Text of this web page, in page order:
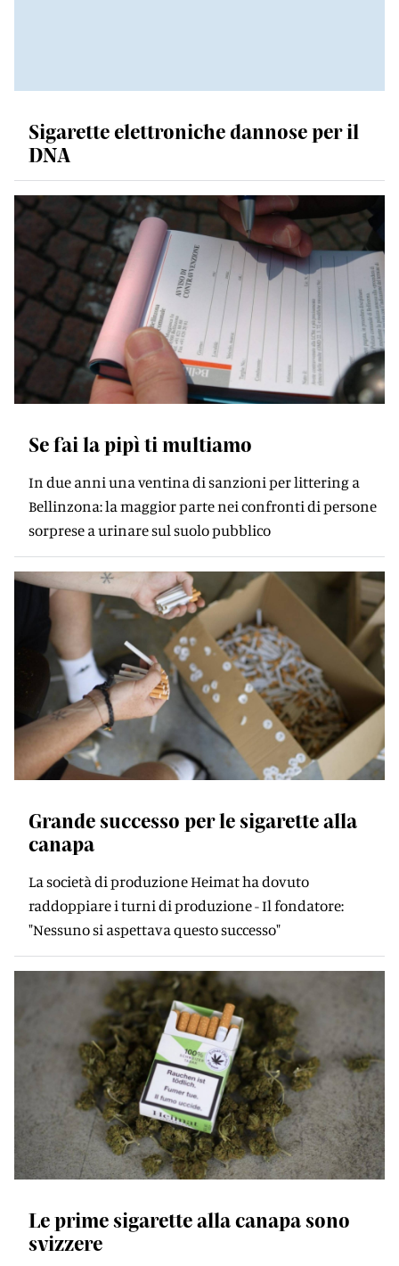
Sigarette elettroniche dannose per il
DNA
Se fai la pipì ti multiamo
In due anni una ventina di sanzioni per littering a
Bellinzona: la maggior parte nei confronti di persone
sorprese a urinare sul suolo pubblico
Grande successo per le sigarette alla
canapa
La società di produzione Heimat ha dovuto
raddoppiare i turni di produzione - Il fondatore:
"Nessuno si aspettava questo successo"
Le prime sigarette alla canapa sono
svizzere